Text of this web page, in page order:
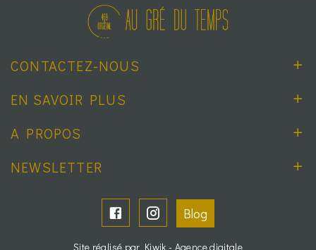
CONTACTEZ-NOUS
EN SAVOIR PLUS
A PROPOS
NEWSLETTER
Blog
Site réalisé par Kiwik - Agence digitale